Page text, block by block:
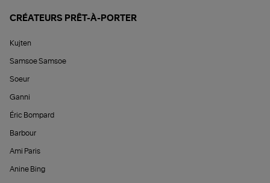
CRÉATEURS PRÊT-À-PORTER
Kujten
Samsoe Samsoe
Soeur
Ganni
Éric Bompard
Barbour
Ami Paris
Anine Bing